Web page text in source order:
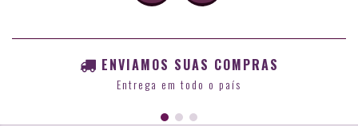
ENVIAMOS SUAS COMPRAS
Entrega em todo o país